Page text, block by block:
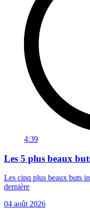
4:39
Les 5 plus beaux
Les cinq plus beaux buts
dernière
04 août 2026